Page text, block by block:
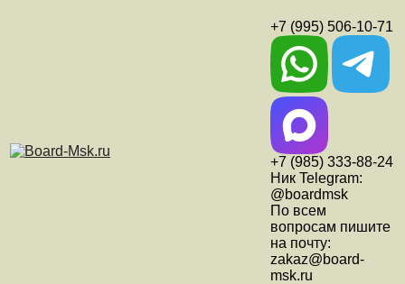
+7 (995) 506-10-71
+7 (985) 333-88-24
Ник Telegram:
@boardmsk
По всем
вопросам пишите
на почту:
zakaz@board-
msk.ru